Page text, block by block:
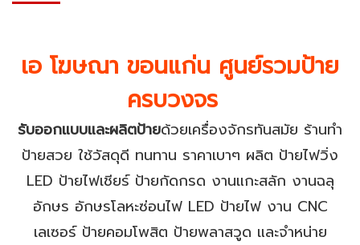
เอ โฆษณา ขอนแก่น ศูนย์รวมป้าย
ครบวงจร
รับออกแบบและผลิตป้ายด้วยเครื่องจักรทันสมัย ร้านทำ
ป้ายสวย ใช้วัสดุดี ทนทาน ราคาเบาๆ ผลิต ป้ายไฟวิ่ง
LED ป้ายไฟเชียร์ ป้ายกัดกรด งานแกะสลัก งานฉลุ
อักษร อักษรโลหะซ่อนไฟ LED ป้ายไฟ งาน CNC
เลเซอร์ ป้ายคอมโพสิต ป้ายพลาสวูด และจำหน่าย